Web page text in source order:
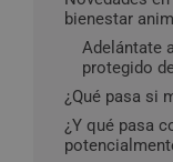
bienestar
Adelántate
protegido
¿Qué pasa si
¿Y qué pasa